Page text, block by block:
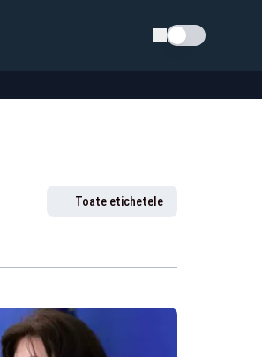
Schimba tema
Toate etichetele